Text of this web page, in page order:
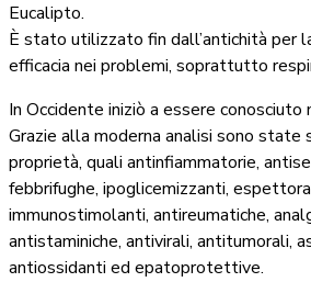
Eucalipto.
È stato utilizzato fin dall’antichità per
efficacia nei problemi, soprattutto
In Occidente iniziò a essere conosciuto
Grazie alla moderna analisi sono
proprietà, quali antinfiammatorie,
febbrifughe, ipoglicemizzanti,
immunostimolanti, antireumatiche,
antistaminiche, antivirali, antitumorali,
antiossidanti ed epatoprotettive.